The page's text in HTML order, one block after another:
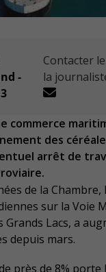
-
Contacter
la
commerce
des
arrêt de
de la
sur la Voie
Grands Lacs, a
depuis mars.
près de 8% porte